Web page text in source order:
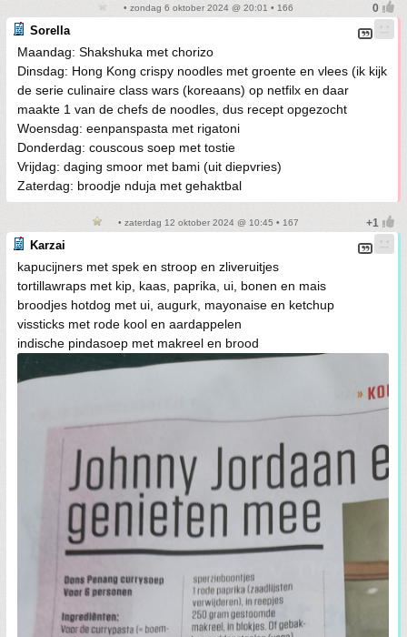
• zondag 6 oktober 2024 @ 20:01 • 166
Sorella
Maandag: Shakshuka met chorizo
Dinsdag: Hong Kong crispy noodles met groente en vlees (ik kijk
de serie culinaire class wars (koreaans) op netfilx en daar
maakte 1 van de chefs de noodles, dus recept opgezocht
Woensdag: eenpanspasta met rigatoni
Donderdag: couscous soep met tostie
Vrijdag: daging smoor met bami (uit diepvries)
Zaterdag: broodje nduja met gehaktbal
• zaterdag 12 oktober 2024 @ 10:45 • 167
Karzai
kapucijners met spek en stroop en zliveruitjes
tortillawraps met kip, kaas, paprika, ui, bonen en mais
broodjes hotdog met ui, augurk, mayonaise en ketchup
vissticks met rode kool en aardappelen
indische pindasoep met makreel en brood